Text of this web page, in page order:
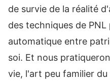
de survie de la réalité
des techniques de
automatique entre
soi. Et nous
vie, l'art peu familier du